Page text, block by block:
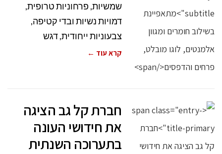
שמשיות, פרחוניות טרופית,
דמויות נשיות ובדי קטיפה,
צבעוניות ייחודית, דגש
קרא עוד ←
חברת קל גב הציגה
את חידושי העונה
בתערוכה השנתית